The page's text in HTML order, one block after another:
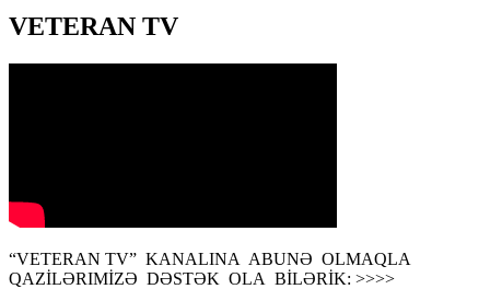
VETERAN TV
“VETERAN TV” KANALINA ABUNƏ OLMAQLA
QAZİLƏRIMİZƏ DƏSTƏK OLA BİLƏRİK: >>>>